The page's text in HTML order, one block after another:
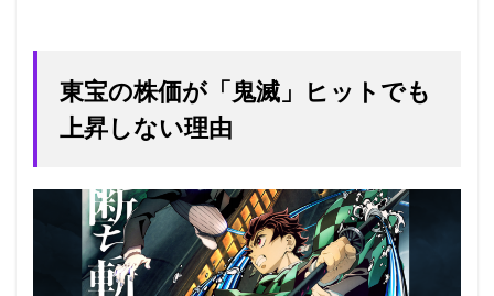
東宝の株価が「鬼滅」ヒットでも
上昇しない理由